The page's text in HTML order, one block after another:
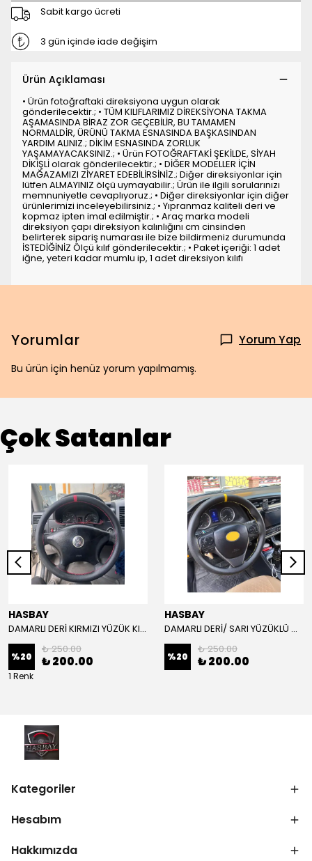
Sabit kargo ücreti
3 gün içinde iade değişim
Ürün Açıklaması
• Ürün fotoğraftaki direksiyona uygun olarak
gönderilecektir.; • TÜM KILIFLARIMIZ DİREKSİYONA TAKMA
AŞAMASINDA BİRAZ ZOR GEÇEBİLİR, BU TAMAMEN
NORMALDİR, ÜRÜNÜ TAKMA ESNASINDA BAŞKASINDAN
YARDIM ALINIZ.; DİKİM ESNASINDA ZORLUK
YAŞAMAYACAKSINIZ.; • Ürün FOTOĞRAFTAKİ ŞEKİLDE, SİYAH
DİKİŞLİ olarak gönderilecektir.; • DİĞER MODELLER İÇİN
MAĞAZAMIZI ZİYARET EDEBİLİRSİNİZ.; Diğer direksiyonlar için
lütfen ALMAYINIZ ölçü uymayabilir.; Ürün ile ilgili sorularınızı
memnuniyetle cevaplıyoruz.; • Diğer direksiyonlar için diğer
ürünlerimizi inceleyebilirsiniz.; • Yıpranmaz kaliteli deri ve
kopmaz ipten imal edilmiştir.; • Araç marka modeli
direksiyon çapı direksiyon kalınlığını cm cinsinden
belirterek sipariş numarası ile bize bildirmeniz durumunda
İSTEDİĞİNİZ Ölçü kılıf gönderilecektir.; • Paket içeriği: 1 adet
iğne, yeteri kadar mumlu ip, 1 adet direksiyon kılıfı
Yorumlar Yorum Yap
Bu ürün için henüz yorum yapılmamış.
Çok Satanlar
HASBAY
DAMARLI DERİ KIRMIZI YÜZÜK KIRMIZI DİKİŞLİ VW CRAFTER İÇİN İP İĞNE DAHİL
%20
₺ 250.00
₺ 200.00
1 Renk
HASBAY
DAMARLI DERİ/ SARI YÜZÜKLÜ MODEL/SARI DİKİŞLİ/HIZLI KARGO
%20
₺ 250.00
₺ 200.00
Kategoriler
Hesabım
Hakkımızda